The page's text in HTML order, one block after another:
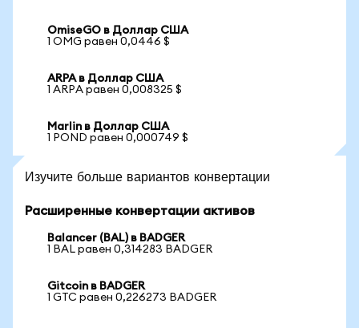
OmiseGO в Доллар США
1 OMG равен 0,0446 $
ARPA в Доллар США
1 ARPA равен 0,008325 $
Marlin в Доллар США
1 POND равен 0,000749 $
Изучите больше вариантов конвертации
Расширенные конвертации активов
Balancer (BAL) в BADGER
1 BAL равен 0,314283 BADGER
Gitcoin в BADGER
1 GTC равен 0,226273 BADGER